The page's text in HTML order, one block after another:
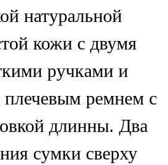
натуральной
кожи с двумя
ручками и
ремнем с
длинны. Два
сумки сверху